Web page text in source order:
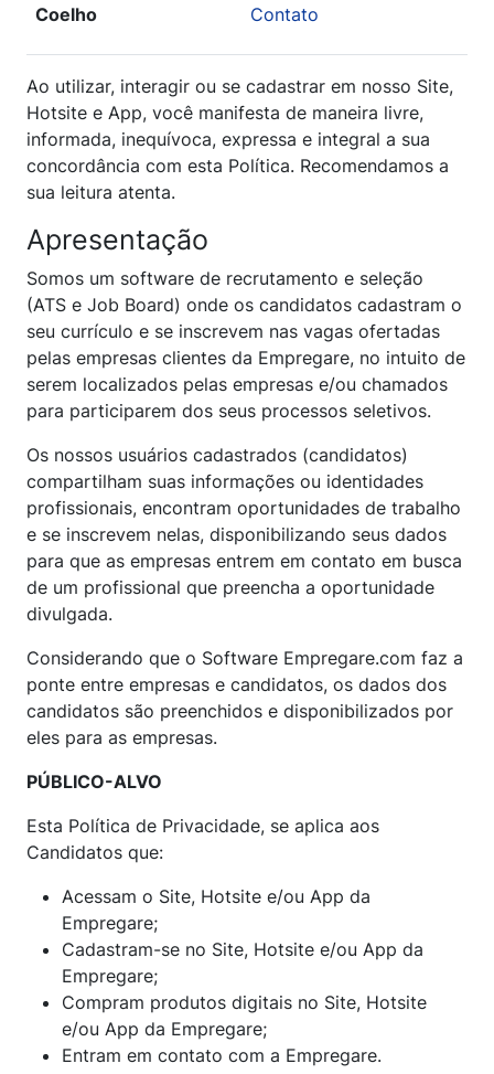
Coelho
Contato
Ao utilizar, interagir ou se cadastrar em nosso Site,
Hotsite e App, você manifesta de maneira livre,
informada, inequívoca, expressa e integral a sua
concordância com esta Política. Recomendamos a
sua leitura atenta.
Apresentação
Somos um software de recrutamento e seleção
(ATS e Job Board) onde os candidatos cadastram o
seu currículo e se inscrevem nas vagas ofertadas
pelas empresas clientes da Empregare, no intuito de
serem localizados pelas empresas e/ou chamados
para participarem dos seus processos seletivos.
Os nossos usuários cadastrados (candidatos)
compartilham suas informações ou identidades
profissionais, encontram oportunidades de trabalho
e se inscrevem nelas, disponibilizando seus dados
para que as empresas entrem em contato em busca
de um profissional que preencha a oportunidade
divulgada.
Considerando que o Software Empregare.com faz a
ponte entre empresas e candidatos, os dados dos
candidatos são preenchidos e disponibilizados por
eles para as empresas.
PÚBLICO-ALVO
Esta Política de Privacidade, se aplica aos
Candidatos que:
Acessam o Site, Hotsite e/ou App da
Empregare;
Cadastram-se no Site, Hotsite e/ou App da
Empregare;
Compram produtos digitais no Site, Hotsite
e/ou App da Empregare;
Entram em contato com a Empregare.